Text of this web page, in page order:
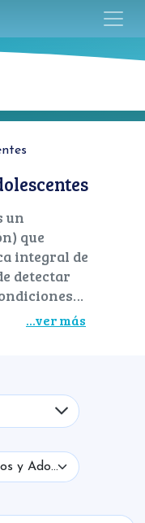
un
que
integral de
detectar
una
en
por parte
...ver más
Aptos Médicos Niños y Adolescentes